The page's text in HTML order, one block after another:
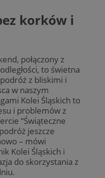
korków i
połączony z
to świetna
z bliskimi i
w naszym
Kolei Śląskich to
i problemów z
“Świąteczne
jeszcze
– mówi
Kolei Śląskich i
do skorzystania z